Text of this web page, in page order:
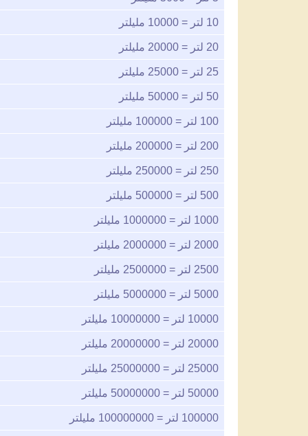
10 لتر = 10000 مليلتر
20 لتر = 20000 مليلتر
25 لتر = 25000 مليلتر
50 لتر = 50000 مليلتر
100 لتر = 100000 مليلتر
200 لتر = 200000 مليلتر
250 لتر = 250000 مليلتر
500 لتر = 500000 مليلتر
1000 لتر = 1000000 مليلتر
2000 لتر = 2000000 مليلتر
2500 لتر = 2500000 مليلتر
5000 لتر = 5000000 مليلتر
10000 لتر = 10000000 مليلتر
20000 لتر = 20000000 مليلتر
25000 لتر = 25000000 مليلتر
50000 لتر = 50000000 مليلتر
100000 لتر = 100000000 مليلتر